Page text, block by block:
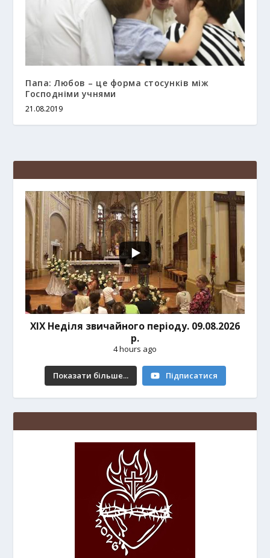
Папа: Любов – це форма стосунків між
Господніми учнями
21.08.2019
ХІХ Неділя звичайного періоду. 09.08.2026
р.
4 hours ago
Показати більше... Підписатися